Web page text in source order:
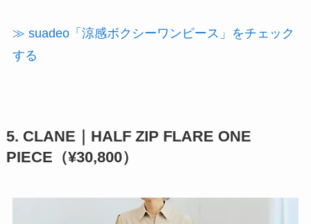
≫ suadeo「涼感ボクシーワンピース」をチェック
する
5. CLANE｜HALF ZIP FLARE ONE
PIECE（¥30,800）